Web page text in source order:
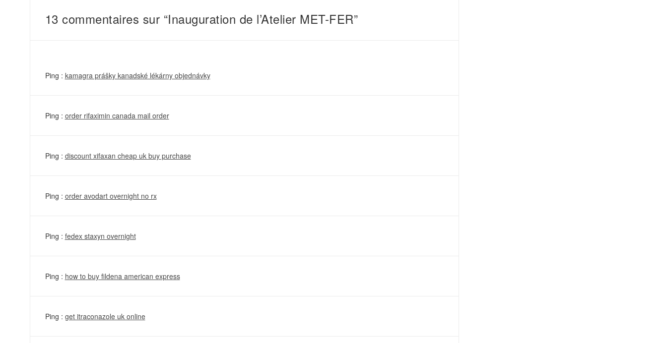
13 commentaires sur “Inauguration de l’Atelier MET-FER”
Ping : kamagra prášky kanadské lékárny objednávky
Ping : order rifaximin canada mail order
Ping : discount xifaxan cheap uk buy purchase
Ping : order avodart overnight no rx
Ping : fedex staxyn overnight
Ping : how to buy fildena american express
Ping : get itraconazole uk online